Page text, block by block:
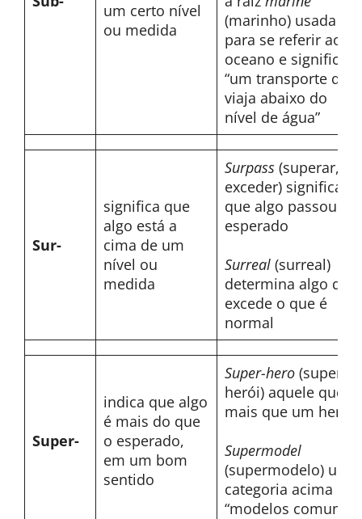
um certo nível
ou medida
(marinho) usada
para se referir ao
oceano e significa
“um transporte que
viaja abaixo do
nível de água”
Sur-
significa que
algo está a
cima de um
nível ou
medida
Surpass (superar,
exceder) significa
que algo passou do
esperado
Surreal (surreal)
determina algo que
excede o que é
normal
Super-
indica que algo
é mais do que
o esperado,
em um bom
sentido
Super-hero (super-
herói) aquele que é
mais que um herói
Supermodel
(supermodelo) uma
categoria acima das
“modelos comuns”